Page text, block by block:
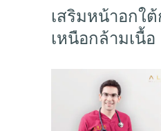
เสริมหน้าอกใ
เหนือกล้ามเนื้อ